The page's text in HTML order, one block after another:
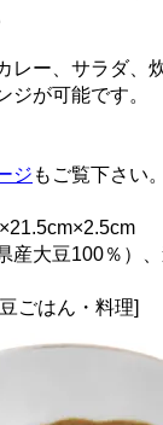
レー、サラダ、
ジが可能です。
ジ もご覧下さい。
産大豆100％）
ごはん・料理]